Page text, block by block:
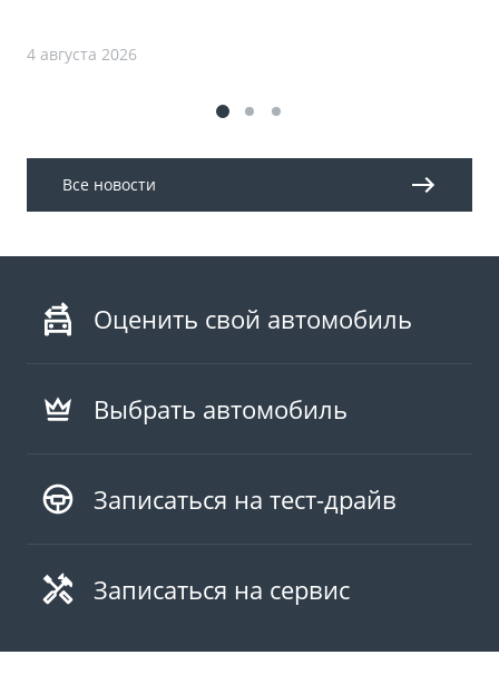
4 августа 2026
Все новости
Оценить свой автомобиль
Выбрать автомобиль
Записаться на тест-драйв
Записаться на сервис